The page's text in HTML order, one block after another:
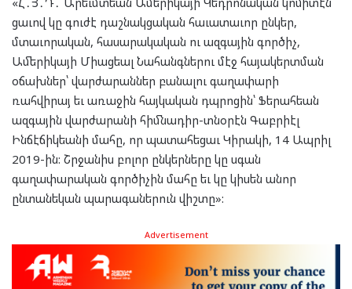
ցաւով կը գուժէ դաշնակցական հաւատաւոր ընկեր,
մտաւորական, հասարակական ու ազգային գործիչ,
Ամերիկայի Միացեալ Նահանգներու մէջ հայակերտման
օճախներ՝ վարժարաններ բանալու գաղափարի
ռահվիրայ եւ առաջին հայկական դպրոցին՝ Ֆերահեան
ազգային վարժարանի հիմնադիր-տնօրէն Գաբրիէլ
Ինճէճիկեանի մահը, որ պատահեցաւ Կիրակի, 14 Ապրիլ
2019-ին: Շրջանիս բոլոր ընկերները կը սգան
գաղափարական գործիչին մահը եւ կը կիսեն անոր
ընտանեկան պարագաներուն վիշտը»:
Advertisement